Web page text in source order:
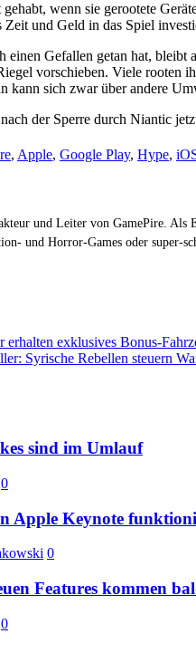
wenn sie gerootete
Zeit und Geld in das Spiel
Gefallen getan hat, bleibt
vorschieben. Viele rooten
kann sich zwar über andere
der Sperre durch Niantic
, Apple, Google Play, Hype,
und Leiter von GamePire. Als
und Horror-Games oder super-
erhalten exklusives Bonus-
Syrische Rebellen steuern
sind im Umlauf
0
Apple Keynote
0
Features kommen
0